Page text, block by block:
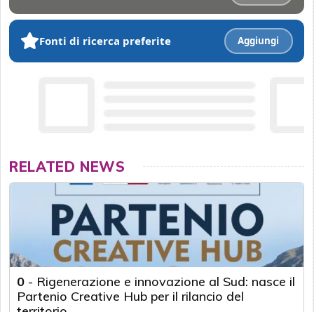
Fonti di ricerca preferite Aggiungi
RELATED NEWS
0 - Rigenerazione e innovazione al Sud: nasce il
Partenio Creative Hub per il rilancio del